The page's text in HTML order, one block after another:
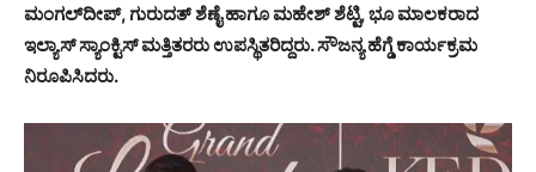
ಮಂಗಲ್‍ದೀಪ್, ಗುರುದತ್ ಶೆಣೈ ಹಾಗೂ ಮಹೇಶ್ ಶೆಟ್ಟಿ, ಭೂ ಮಾಲಕರಾದ
ಇಲ್ಯಾಸ್ ಸ್ಯಾಂಕ್ಟಿಸ್ ಮತ್ತಿತರರು ಉಪಸ್ಥಿತರಿದ್ದರು. ಸೌಜನ್ಯ ಹೆಗ್ಡೆ ಕಾರ್ಯಕ್ರಮ
ನಿರೂಪಿಸಿದರು.